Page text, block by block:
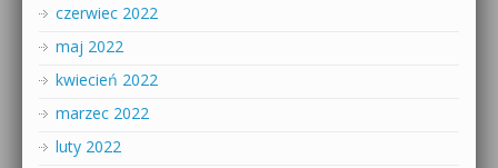
czerwiec 2022
maj 2022
kwiecień 2022
marzec 2022
luty 2022